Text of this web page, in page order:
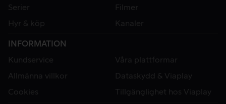
Serier
Filmer
Hyr & köp
Kanaler
INFORMATION
Kundservice
Våra plattformar
Allmänna villkor
Dataskydd & Viaplay
Cookies
Tillgänglighet hos Viaplay